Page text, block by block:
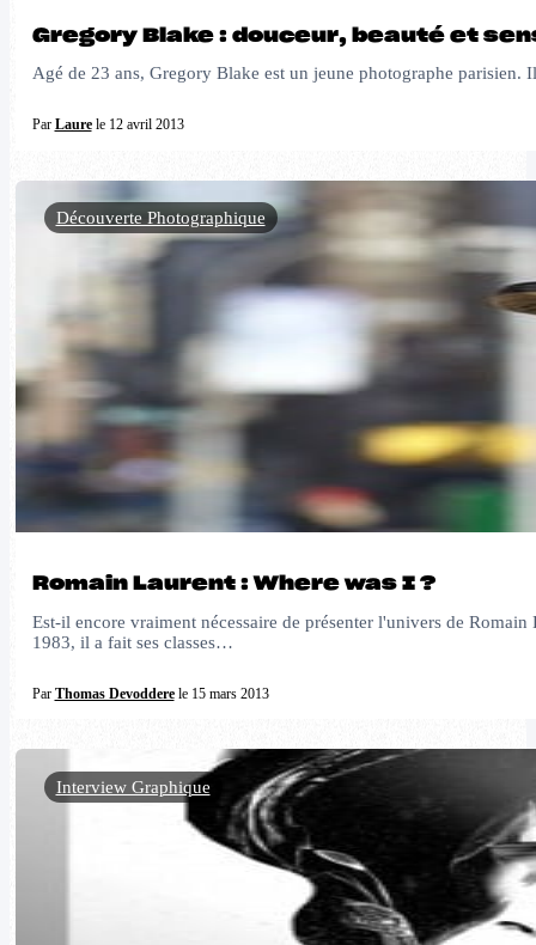
Gregory Blake : douceur, beauté et
Agé de 23 ans, Gregory Blake est un jeune photographe
Par Laurele 12 avril 2013
Romain Laurent : Where was I ?
Est-il encore vraiment nécessaire de présenter l'univers de
1983, il a fait ses classes…
Par Thomas Devodderele 15 mars 2013
Découverte Photographique
Interview Graphique